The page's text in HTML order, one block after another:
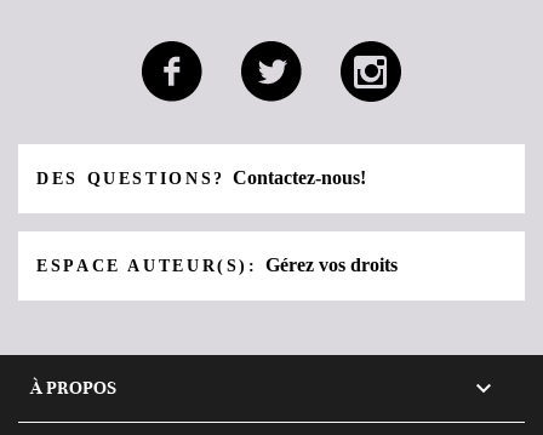
DES QUESTIONS?Contactez-nous!
ESPACE AUTEUR(S):Gérez vos droits
À PROPOS 